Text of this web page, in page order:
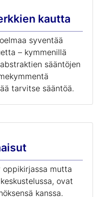
kautta
syventää
– kymmenillä
sääntöjen
tarvitse sääntöä.
mutta
ovat
kanssa.